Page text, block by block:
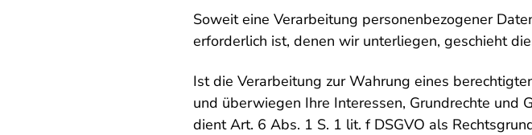
Soweit eine Verarbeitung personenbezogener
erforderlich ist, denen wir unterliegen, geschieht
Ist die Verarbeitung zur Wahrung eines
und überwiegen Ihre Interessen, Grundrechte und
dient Art. 6 Abs. 1 S. 1 lit. f DSGVO als